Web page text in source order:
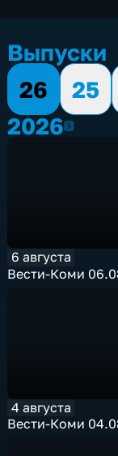
Выпуски
26
25
20262026
6 августа
Вести-Коми
4 августа
Вести-Коми